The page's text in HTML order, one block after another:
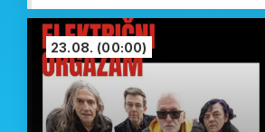
23.08. (00:00)